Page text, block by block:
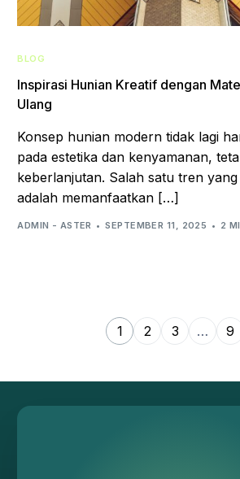
BLOG
Inspirasi Hunian Kreatif dengan
Ulang
Konsep hunian modern tidak lagi
pada estetika dan kenyamanan,
keberlanjutan. Salah satu tren
adalah memanfaatkan […]
ADMIN - ASTER SEPTEMBER 11, 2025 2
1 2 3 … 9